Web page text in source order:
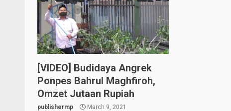
[VIDEO] Budidaya Angrek
Ponpes Bahrul Maghfiroh,
Omzet Jutaan Rupiah
publishermp March 9, 2021